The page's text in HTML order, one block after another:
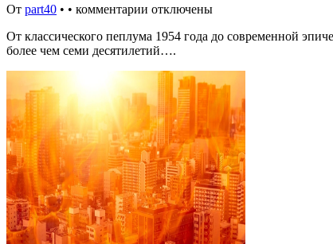
От part40 • • комментарии отключены
От классического пеплума 1954 года до современной
более чем семи десятилетий….